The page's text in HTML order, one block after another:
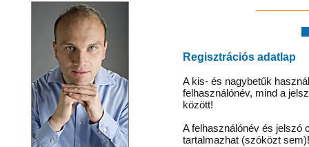
Regisztrációs adatlap
A kis- és nagybetűk
felhasználónév, mind a
között!
A felhasználónév és jelszó
tartalmazhat (szóközt sem)!